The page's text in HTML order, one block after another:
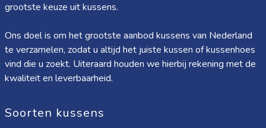
grootste keuze uit kussens.
Ons doel is om het grootste aanbod kussens van Nederland
te verzamelen, zodat u altijd het juiste kussen of kussenhoes
vind die u zoekt. Uiteraard houden we hierbij rekening met de
kwaliteit en leverbaarheid.
Soorten kussens